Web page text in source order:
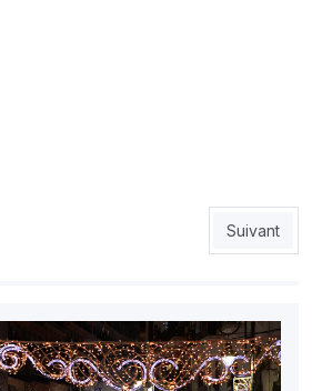
aux incidents survenus lors de la
Article
Suivant